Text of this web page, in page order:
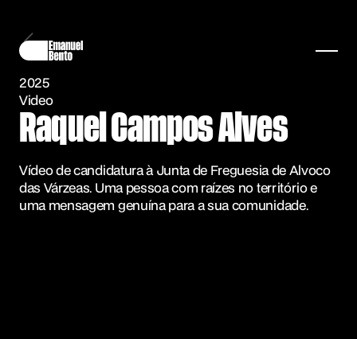
2025
Video
Raquel Campos Alves
Vídeo de candidatura à Junta de Freguesia de Alvoco
das Várzeas. Uma pessoa com raízes no território e
uma mensagem genuína para a sua comunidade.